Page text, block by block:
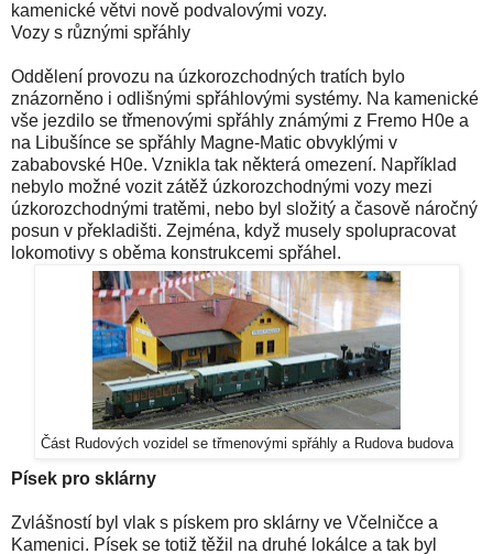
kamenické větvi nově podvalovými vozy.
Vozy s různými spřáhly
Oddělení provozu na úzkorozchodných tratích bylo
znázorněno i odlišnými spřáhlovými systémy. Na kamenické
vše jezdilo se třmenovými spřáhly známými z Fremo H0e a
na Libušínce se spřáhly Magne-Matic obvyklými v
zababovské H0e. Vznikla tak některá omezení. Například
nebylo možné vozit zátěž úzkorozchodnými vozy mezi
úzkorozchodnými tratěmi, nebo byl složitý a časově náročný
posun v překladišti. Zejména, když musely spolupracovat
lokomotivy s oběma konstrukcemi spřáhel.
Část Rudových vozidel se třmenovými spřáhly a Rudova budova
Písek pro sklárny
Zvlášností byl vlak s pískem pro sklárny ve Včelničce a
Kamenici. Písek se totiž těžil na druhé lokálce a tak byl